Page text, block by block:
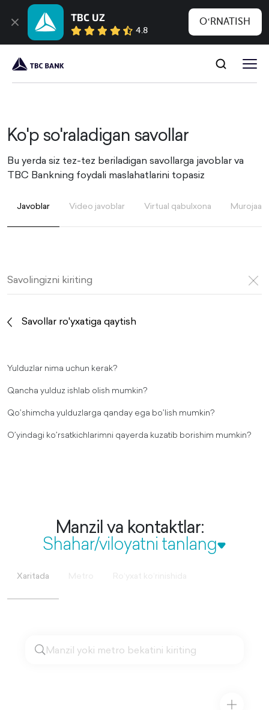
TBC UZ
4.8
OʻRNATISH
Ko'p so'raladigan savollar
Bu yerda siz tez-tez beriladigan savollarga javoblar va
TBC Bankning foydali maslahatlarini topasiz
Javoblar Video javoblar Virtual qabulxona
Savollar ro'yxatiga qaytish
Yulduzlar nima uchun kerak?
Qancha yulduz ishlab olish mumkin?
Qo’shimcha yulduzlarga qanday ega bo’lish mumkin?
O’yindagi ko’rsatkichlarimni qayerda kuzatib borishim mumkin?
Manzil va kontaktlar:
Shahar/viloyatni tanlang
Xaritada